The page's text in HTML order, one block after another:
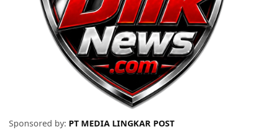
Sponsored by: PT MEDIA LINGKAR POST